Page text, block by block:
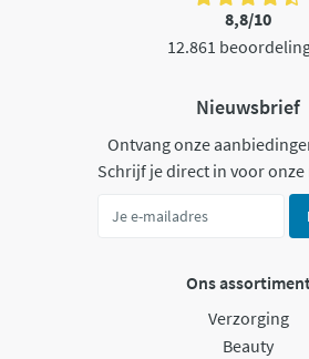
8,8/10
12.861
Nieuwsbrief
Ontvang onze
Schrijf je direct in voor
Ons
Verzorging
Beauty